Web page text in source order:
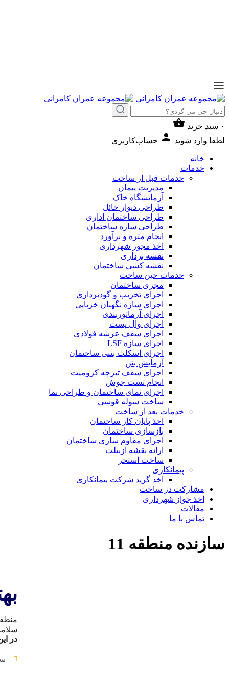
۰ سبد خرید
لطفا وارد شوید
حساب‌کاربری
خانه
خدمات
خدمات قبل از ساخت
مدیریت پیمان
آزمایشگاه خاک
طراحی دیوار حائل
طراحی ساختمان اداری
طراحی سازه ساختمان
انجام متره و برآورد
اخذ مجوز شهرداری
نقشه برداری
نقشه کشی ساختمان
خدمات حین ساخت
مجری ساختمان
اجرای تخریب و گودبرداری
اجرای سازه نگهبان خرپایی
اجرای آرماتوربندی
اجرای وال پست
اجرای سقف عرشه فولادی
اجرای سازه LSF
اجرای اسکلت بتنی ساختمان
آزمایش بتن
اجرای سقف تیرچه کرومیت
انجام تست جوش
اجرای نمای ساختمان و طراحی نما
ساخت سوله قوسی
خدمات بعد از ساخت
اخذ پایان کار ساختمان
بازسازی ساختمان
اجرای مقاوم سازی ساختمان
ارائه نقشه ازبیلت
ساخت استخر
پیمانکاری
اخذ گرید شرکت پیمانکاری
مشارکت در ساخت
اخذ جواز شهرداری
مقالات
تماس با ما
سازنده منطقه 11
در